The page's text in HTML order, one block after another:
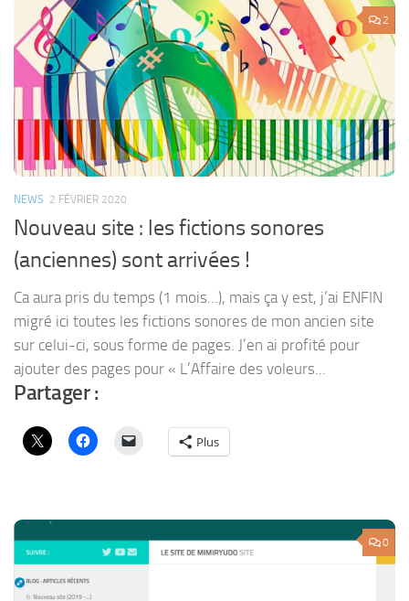
2
NEWS 2 FÉVRIER 2020
Nouveau site : les fictions sonores
(anciennes) sont arrivées !
Ca aura pris du temps (1 mois…), mais ça y est, j’ai ENFIN
migré ici toutes les fictions sonores de mon ancien site
sur celui-ci, sous forme de pages. J’en ai profité pour
ajouter des pages pour « L’Affaire des voleurs...
Partager :
Plus
0